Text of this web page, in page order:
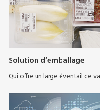
Solution d’emballage
Qui offre un large éventail de